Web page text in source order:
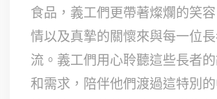
食品，義工們更帶著燦爛的笑
情以及真摯的關懷來與每一位
流。義工們用心聆聽這些長者
和需求，陪伴他們渡過這特別